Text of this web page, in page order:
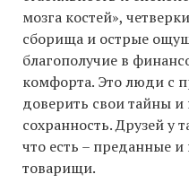
мозга костей»,
сборища и острые
благополучие в
комфорта. Это люди с
доверить свои тайны и
сохранность. Друзей у
что есть – преданные
товарищи.